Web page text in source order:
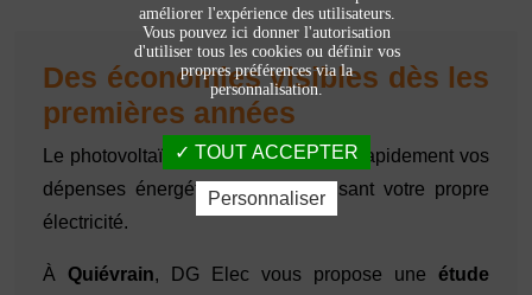
Des économies visibles dès les
premières années
Le photovoltaïque permet de réduire rapidement vos
dépenses énergétiques en produisant votre propre
électricité.
À Quiévrain, DG Elec vous propose une étude
améliorer l'expérience des utilisateurs.
Vous pouvez ici donner l'autorisation
d'utiliser tous les cookies ou définir vos
propres préférences via la
personnalisation.
TOUT ACCEPTER
Personnaliser